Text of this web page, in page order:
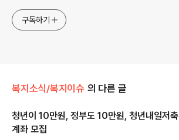
구독하기
복지소식/복지이슈 의 다른 글
청년이 10만원, 정부도 10만원, 청년내일저축
계좌 모집